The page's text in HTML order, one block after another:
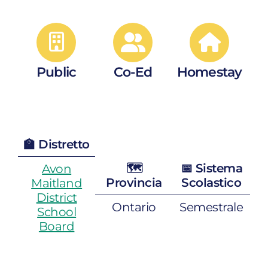
Public Co-Ed Homestay
🏫 Distretto
Avon
Maitland
District
School
Board
🗺️
Provincia
Ontario
📅 Sistema
Scolastico
Semestrale